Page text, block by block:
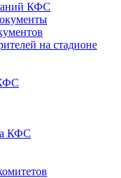
КФС
на стадионе
КФС